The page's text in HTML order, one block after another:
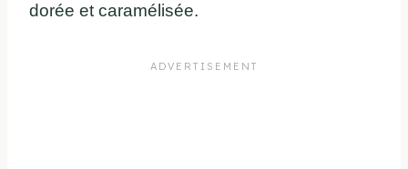
dorée et caramélisée.